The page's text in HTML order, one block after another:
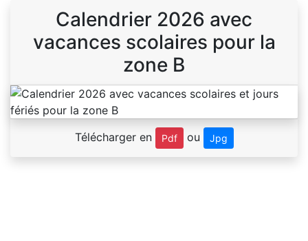
Calendrier 2026 avec
vacances scolaires pour la
zone B
Télécharger en Pdf ou Jpg